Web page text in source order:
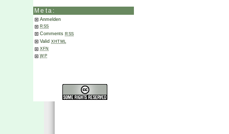
Meta:
Anmelden
RSS
Comments RSS
Valid XHTML
XFN
WP